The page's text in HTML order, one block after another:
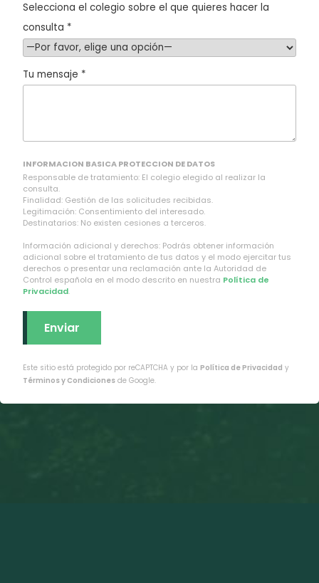
Selecciona el colegio sobre el que quieres hacer la
consulta *
Tu mensaje *
INFORMACION BASICA PROTECCION DE DATOS
Responsable de tratamiento: El colegio elegido al realizar la
consulta.
Finalidad: Gestión de las solicitudes recibidas.
Legitimación: Consentimiento del interesado.
Destinatarios: No existen cesiones a terceros.
Información adicional y derechos: Podrás obtener información
adicional sobre el tratamiento de tus datos y el modo ejercitar tus
derechos o presentar una reclamación ante la Autoridad de
Control española en el modo descrito en nuestra Política de
Privacidad.
Este sitio está protegido por reCAPTCHA y por la Política de Privacidad y
Términos y Condiciones de Google.